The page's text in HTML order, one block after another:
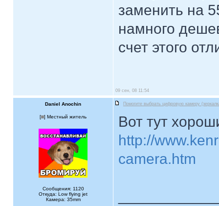
заменить на
намного
счет этого
09 сен, 08 11:54
Daniel Anochin Помогите выбрать цифровую камеру
[ ] Местный житель
Сообщения: 1120
Откуда: Low flying jet
Камера: 35mm
Вот тут
http://
camera.htm